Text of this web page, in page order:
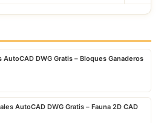
AutoCAD DWG Gratis – Bloques Ganaderos
AutoCAD DWG Gratis – Fauna 2D CAD